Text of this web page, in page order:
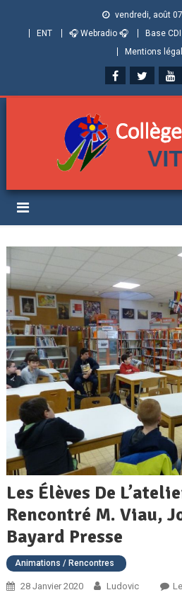
vendredi, août
ENT
🎧 Webradio 🎧 Base CDI
Mentions
Collège
Vittel
Les Élèves De
Rencontré M. Viau,
Bayard Presse
Animations / Rencontres
28 Janvier 2020 Ludovic